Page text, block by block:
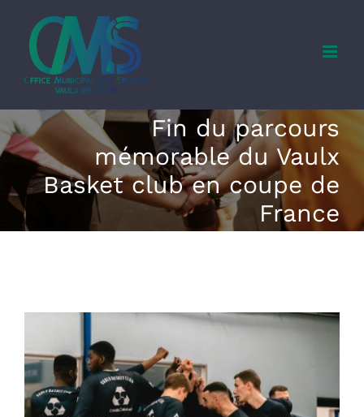
content
Fin du parcours
mémorable du Vaulx
Basket club en coupe de
France
Image